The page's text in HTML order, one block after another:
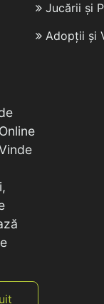
Jucării și
Adopții și